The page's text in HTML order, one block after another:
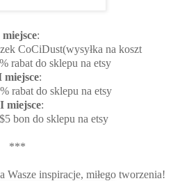
:
CoCiDust(wysyłka na koszt
rabat do sklepu na etsy
miejsce:
rabat do sklepu na etsy
miejsce:
bon do sklepu na etsy
***
Wasze inspiracje, miłego tworzenia!